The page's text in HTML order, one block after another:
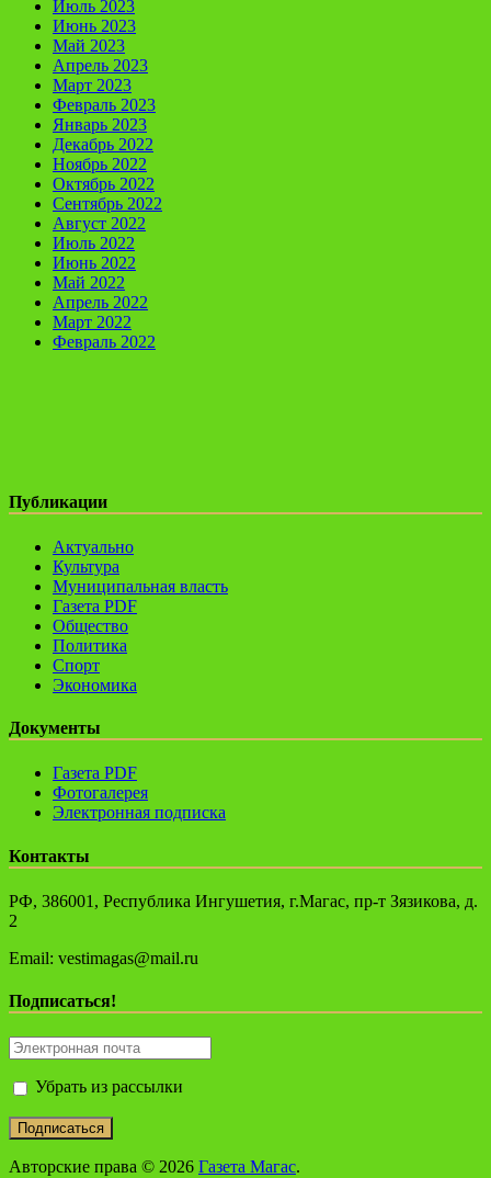
Июль 2023
Июнь 2023
Май 2023
Апрель 2023
Март 2023
Февраль 2023
Январь 2023
Декабрь 2022
Ноябрь 2022
Октябрь 2022
Сентябрь 2022
Август 2022
Июль 2022
Июнь 2022
Май 2022
Апрель 2022
Март 2022
Февраль 2022
Публикации
Актуально
Культура
Муниципальная власть
Газета PDF
Общество
Политика
Спорт
Экономика
Документы
Газета PDF
Фотогалерея
Электронная подписка
Контакты
РФ, 386001, Республика Ингушетия, г.Магас, пр-т Зязикова, д.
2
Email: vestimagas@mail.ru
Подписаться!
Убрать из рассылки
Авторские права © 2026 Газета Магас.